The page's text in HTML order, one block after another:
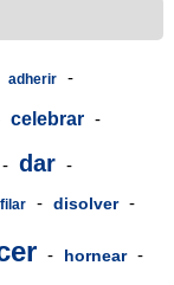
adherir -
celebrar -
- dar -
- disolver -
- hornear -